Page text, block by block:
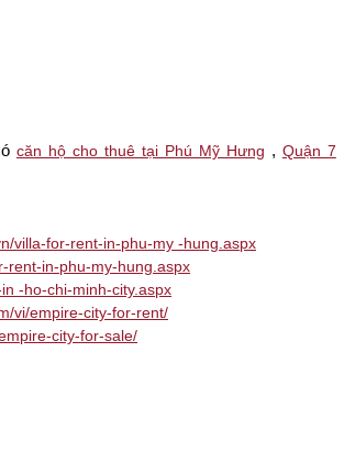
căn hộ cho thuê tại Phú Mỹ Hưng , Quận 7
villa-for-rent-in-phu-my -hung.aspx
rent-in-phu-my-hung.aspx
-ho-chi-minh-city.aspx
vi/empire-city-for-rent/
city-for-sale/